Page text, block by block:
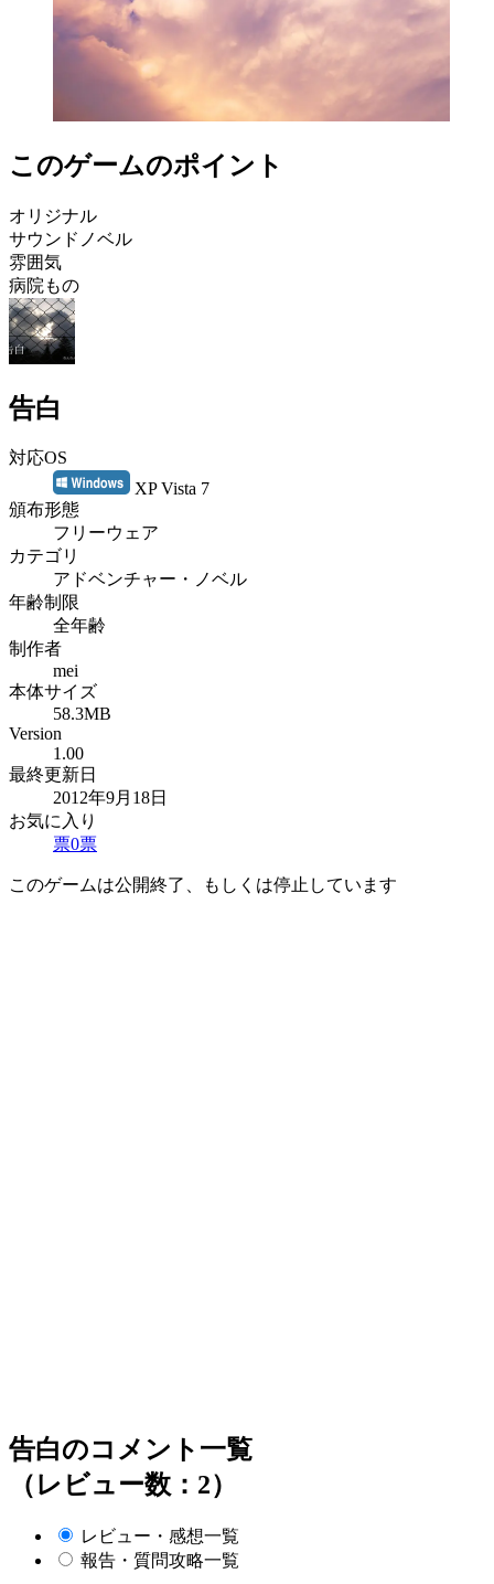
このゲームのポイント
オリジナル
サウンドノベル
雰囲気
病院もの
告白
対応OS
XP Vista 7
頒布形態
フリーウェア
カテゴリ
アドベンチャー・ノベル
年齢制限
全年齢
制作者
mei
本体サイズ
58.3MB
Version
1.00
最終更新日
2012年9月18日
お気に入り
票0票
このゲームは公開終了、もしくは停止しています
告白のコメント一覧
（レビュー数：2）
レビュー・感想一覧
報告・質問攻略一覧